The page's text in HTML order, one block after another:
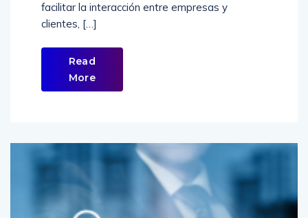
facilitar la interacción entre empresas y
clientes, […]
Read
More